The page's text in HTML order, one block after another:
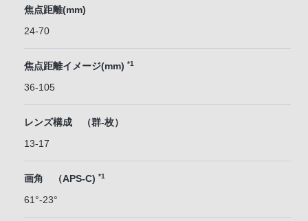
焦点距離(mm)
24-70
焦点距離イメージ(mm) *1
36-105
レンズ構成 （群-枚）
13-17
画角 （APS-C) *1
61°-23°